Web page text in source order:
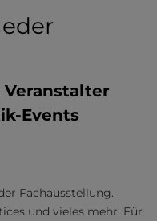
Veranstalter
Events
Fachausstellung.
und vieles mehr. Für